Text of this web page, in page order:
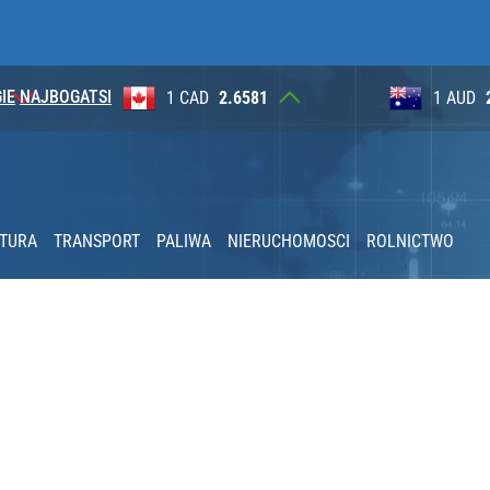
NAJBOGATSI 1 AUD 2.6230 100
TRANSPORT PALIWA NIERUCHOMOSCI ROLNICTWO